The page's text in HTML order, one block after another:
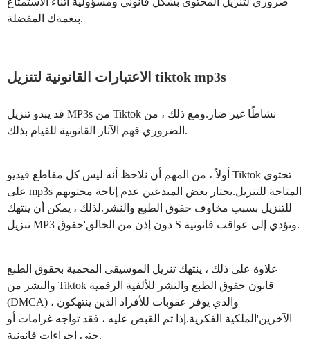
بنغمةك المفضلة.
الاعتبارات القانونية لتنزيل tiktok mp3s
قد يبدو تنزيل MP3s من Tiktok نشاطًا غير ضار.ومع ذلك ، من
الضروري فهم الآثار القانونية للقيام بذلك.
أولاً ، من المهم أن نلاحظ أنه ليس كل مقاطع فيديو Tiktok تحتوي
على mp3s المتاحة للتنزيل.يختار بعض المبدعين عدم إتاحة محتوىهم
للتنزيل بسبب مخاوف حقوق الطبع والنشر.لذلك ، يمكن أن ينتهك
تنزيل MP3 دون إذن من الخالق'حقوق S وتؤدي إلى عواقب قانونية.
علاوة على ذلك ، ينتهك تنزيل الموسيقى المحمية بحقوق الطبع
والنشر من Tiktok قانون حقوق الطبع والنشر للألفية الرقمية
(DMCA) ، والذي يوفر عقوبات للأفراد الذين ينتهكون
الآخرين'الملكية الفكرية.إذا تم القبض عليه ، فقد تواجه غرامات أو
حتى إجراءات قانونية.